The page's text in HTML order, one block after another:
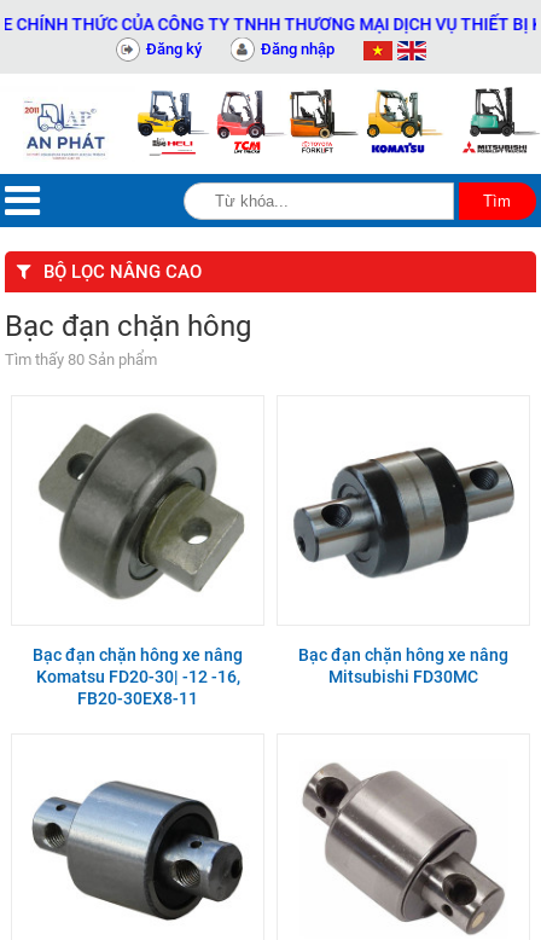
THỨC CỦA CÔNG TY TNHH THƯƠNG MẠI DỊCH VỤ THIẾT BỊ KỸ
Đăng ký Đăng nhập
BỘ LỌC NÂNG CAO
Bạc đạn chặn hông
Tìm thấy 80 Sản phẩm
Bạc đạn chặn hông xe nâng
Komatsu FD20-30| -12 -16,
FB20-30EX8-11
Bạc đạn chặn hông xe nâng
Mitsubishi FD30MC